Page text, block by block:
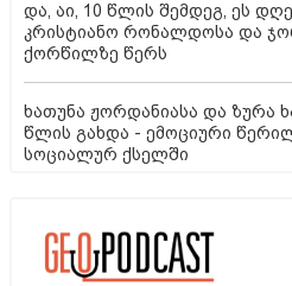
და, აი, 10 წლის შემდეგ, ეს
კრისტიანო რონალდოსა და
ქორწილზე წერს
ხათუნა ჟორდანიასა და ზურა
წლის გახდა - ემოციური
სოციალურ ქსელში